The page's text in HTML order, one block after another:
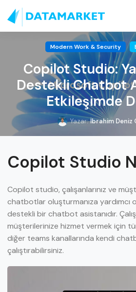
Modern Work & Security
Copilot Studio:
Destekli Chatbot
Etkileşimde
Yazar: İbrahim Deniz
Copilot Studio
Copilot studio, çalışanlarınız ve
chatbotlar oluşturmanıza yardımcı
destekli bir chatbot asistanıdır.
müşterilerinize hizmet vermek için
diğer teams kanallarında kendi
çalıştırabilirsiniz.